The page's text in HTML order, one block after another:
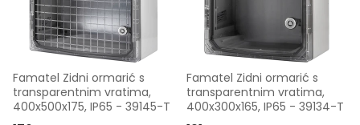
Famatel Zidni ormarić s
transparentnim vratima,
400x500x175, IP65 - 39145-T
Famatel Zidni ormarić s
transparentnim vratima,
400x300x165, IP65 - 39134-T